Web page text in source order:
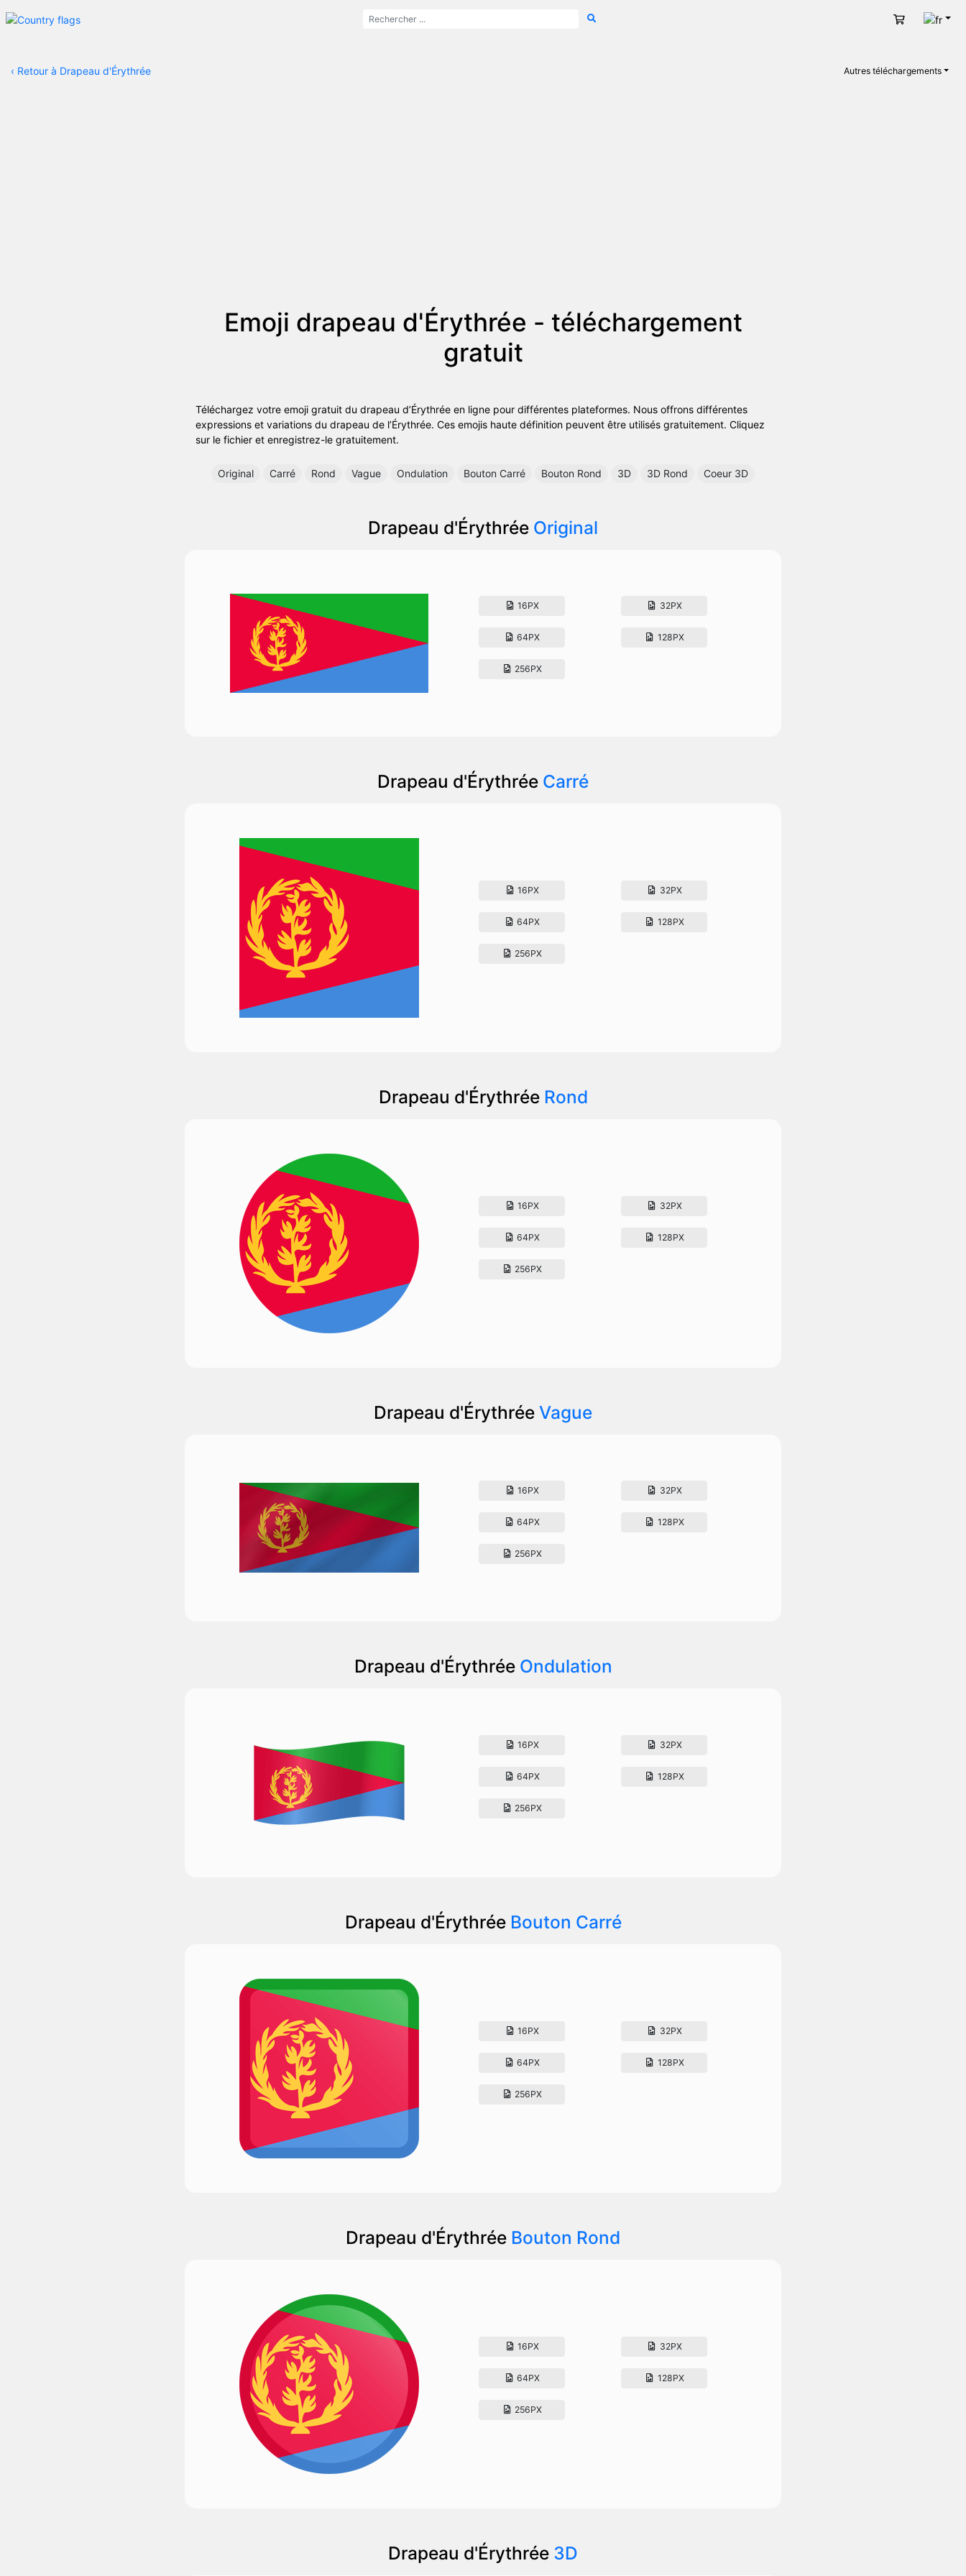
Panier
‹ Retour à Drapeau d'Érythrée Autres téléchargements
Emoji drapeau d'Érythrée - téléchargement
gratuit
Téléchargez votre emoji gratuit du drapeau d’Érythrée en ligne pour différentes plateformes. Nous offrons différentes
expressions et variations du drapeau de l’Érythrée. Ces emojis haute définition peuvent être utilisés gratuitement. Cliquez
sur le fichier et enregistrez-le gratuitement.
Original Carré Rond Vague Ondulation Bouton Carré Bouton Rond 3D 3D Rond Coeur 3D
Drapeau d'Érythrée Original
16PX 32PX
64PX 128PX
256PX
Drapeau d'Érythrée Carré
16PX 32PX
64PX 128PX
256PX
Drapeau d'Érythrée Rond
16PX 32PX
64PX 128PX
256PX
Drapeau d'Érythrée Vague
16PX 32PX
64PX 128PX
256PX
Drapeau d'Érythrée Ondulation
16PX 32PX
64PX 128PX
256PX
Drapeau d'Érythrée Bouton Carré
16PX 32PX
64PX 128PX
256PX
Drapeau d'Érythrée Bouton Rond
16PX 32PX
64PX 128PX
256PX
Drapeau d'Érythrée 3D